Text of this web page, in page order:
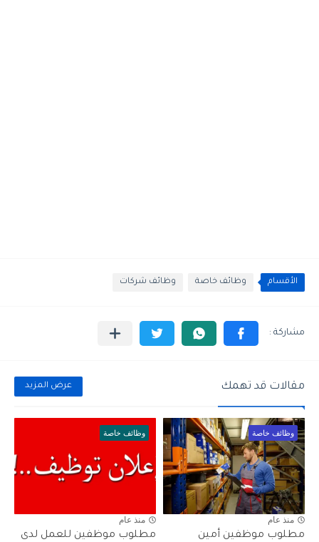
الأقسام وظائف خاصة وظائف شركات
مقالات قد تهمك عرض المزيد
وظائف خاصة
منذ عام
مطلوب موظفين أمين
وظائف خاصة
منذ عام
مطلوب موظفين للعمل لدى